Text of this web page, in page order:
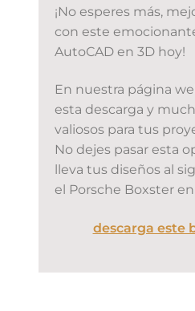
¡No esperes más,
con este
AutoCAD en 3D hoy!
En nuestra página
esta descarga y
valiosos para tus
No dejes pasar esta
lleva tus diseños al
el Porsche Boxster en
descarga este